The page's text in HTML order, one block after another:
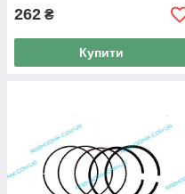
262 ₴
Купити